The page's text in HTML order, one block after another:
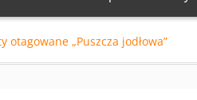
otagowane „Puszcza jodłowa”